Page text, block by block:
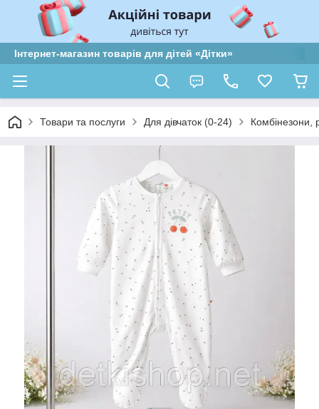
Інтернет-магазин товарів для дітей «Дітки»
Товари та послуги Для дівчаток (0-24) Комбінезони,